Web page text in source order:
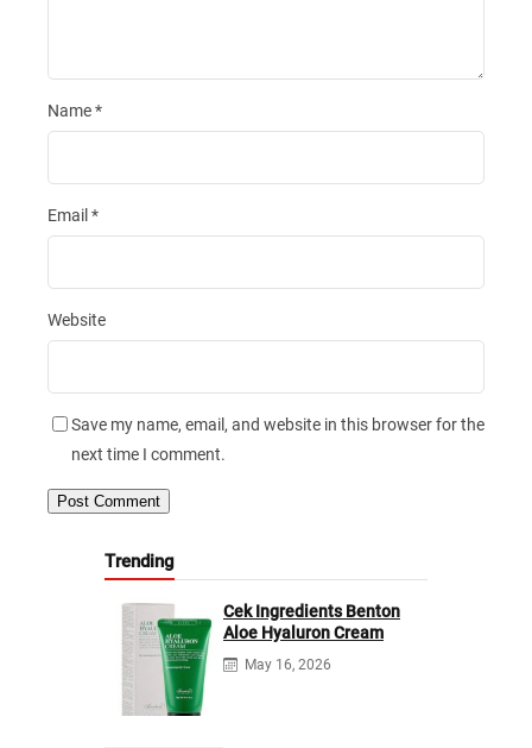
Name*
Email *
Website
Save my name, email, and website in this browser for the
next time I comment.
Trending
Cek Ingredients Benton
Aloe Hyaluron Cream
May 16, 2026